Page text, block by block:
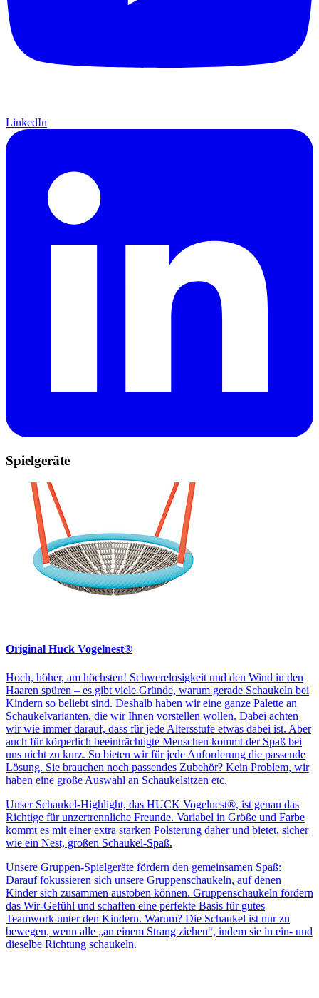
LinkedIn
Spielgeräte
Original Huck Vogelnest®
Hoch, höher, am höchsten! Schwerelosigkeit und den Wind in den
Haaren spüren – es gibt viele Gründe, warum gerade Schaukeln bei
Kindern so beliebt sind. Deshalb haben wir eine ganze Palette an
Schaukelvarianten, die wir Ihnen vorstellen wollen. Dabei achten
wir wie immer darauf, dass für jede Altersstufe etwas dabei ist. Aber
auch für körperlich beeinträchtigte Menschen kommt der Spaß bei
uns nicht zu kurz. So bieten wir für jede Anforderung die passende
Lösung. Sie brauchen noch passendes Zubehör? Kein Problem, wir
haben eine große Auswahl an Schaukelsitzen etc.
Unser Schaukel-Highlight, das HUCK Vogelnest®, ist genau das
Richtige für unzertrennliche Freunde. Variabel in Größe und Farbe
kommt es mit einer extra starken Polsterung daher und bietet, sicher
wie ein Nest, großen Schaukel-Spaß.
Unsere Gruppen-Spielgeräte fördern den gemeinsamen Spaß:
Darauf fokussieren sich unsere Gruppenschaukeln, auf denen
Kinder sich zusammen austoben können. Gruppenschaukeln fördern
das Wir-Gefühl und schaffen eine perfekte Basis für gutes
Teamwork unter den Kindern. Warum? Die Schaukel ist nur zu
bewegen, wenn alle „an einem Strang ziehen“, indem sie in ein- und
dieselbe Richtung schaukeln.